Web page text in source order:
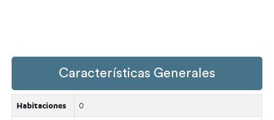
Características Generales
Habitaciones 0